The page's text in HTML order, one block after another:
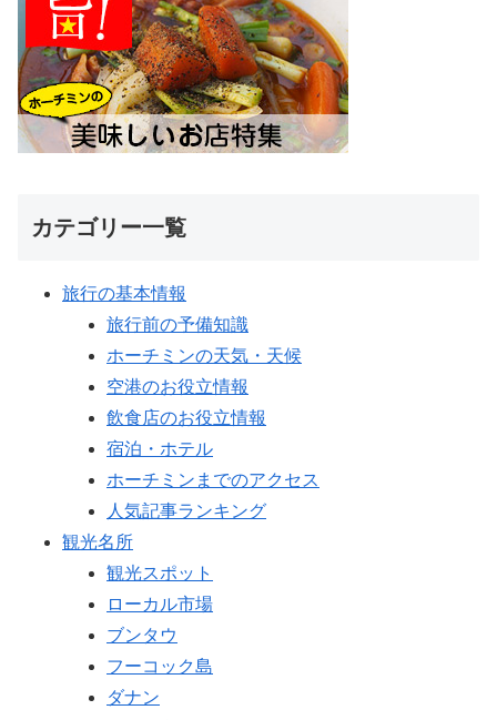
カテゴリー一覧
旅行の基本情報
旅行前の予備知識
ホーチミンの天気・天候
空港のお役立情報
飲食店のお役立情報
宿泊・ホテル
ホーチミンまでのアクセス
人気記事ランキング
観光名所
観光スポット
ローカル市場
ブンタウ
フーコック島
ダナン